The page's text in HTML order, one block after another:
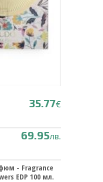
35.77€
69.95лв.
- Fragrance
EDP 100 мл.